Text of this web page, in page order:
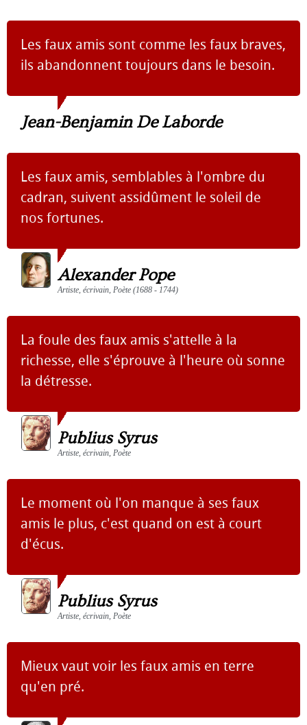
Les faux amis sont comme les faux braves,
ils abandonnent toujours dans le besoin.
Jean-Benjamin De Laborde
Les faux amis, semblables à l'ombre du
cadran, suivent assidûment le soleil de
nos fortunes.
Alexander Pope
Artiste, écrivain, Poète (1688 - 1744)
La foule des faux amis s'attelle à la
richesse, elle s'éprouve à l'heure où sonne
la détresse.
Publius Syrus
Artiste, écrivain, Poète
Le moment où l'on manque à ses faux
amis le plus, c'est quand on est à court
d'écus.
Publius Syrus
Artiste, écrivain, Poète
Mieux vaut voir les faux amis en terre
qu'en pré.